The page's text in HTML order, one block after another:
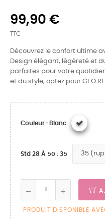
99,90 €
TTC
Découvrez le confort ultime
Design élégant, légèreté et
parfaites pour votre
et du style, optez pour GEO
Couleur : Blanc
Std 28 À 50 : 35
PRODUIT DISPONIBLE